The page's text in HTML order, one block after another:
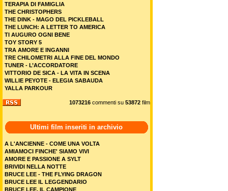
TERAPIA DI FAMIGLIA
THE CHRISTOPHERS
THE DINK - MAGO DEL PICKLEBALL
THE LUNCH: A LETTER TO AMERICA
TI AUGURO OGNI BENE
TOY STORY 5
TRA AMORE E INGANNI
TRE CHILOMETRI ALLA FINE DEL MONDO
TUNER - L’ACCORDATORE
VITTORIO DE SICA - LA VITA IN SCENA
WILLIE PEYOTE - ELEGIA SABAUDA
YALLA PARKOUR
1073216 commenti su 53872 film
Ultimi film inseriti in archivio
A L'ANCIENNE - COME UNA VOLTA
AMIAMOCI FINCHE' SIAMO VIVI
AMORE E PASSIONE A SYLT
BRIVIDI NELLA NOTTE
BRUCE LEE - THE FLYING DRAGON
BRUCE LEE IL LEGGENDARIO
BRUCE LEE, IL CAMPIONE